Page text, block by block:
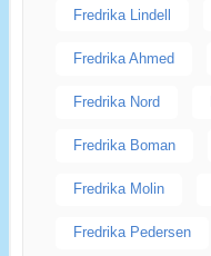
Fredrika Lindell
Fredrika Ahmed
Fredrika Nord
Fredrika Boman
Fredrika Molin
Fredrika Pedersen